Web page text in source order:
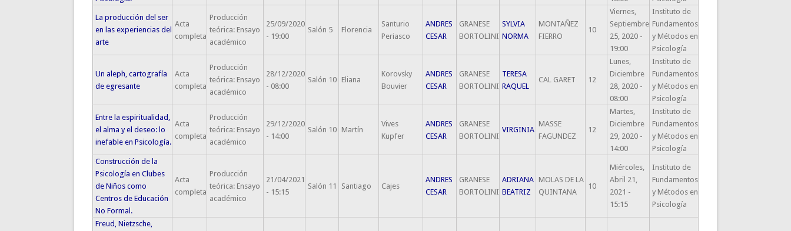
La producción del ser
en las experiencias del
arte
Acta
completa
Producción
teórica: Ensayo
académico
25/09/2020
- 19:00
Salón 5 Florencia
Santurio
Periasco
ANDRES
CESAR
GRANESE
BORTOLINI
SYLVIA
NORMA
MONTAÑEZ
FIERRO
10
Viernes,
Septiembre
25, 2020 -
19:00
Instituto de
Fundamentos
y Métodos en
Psicología
Un aleph, cartografía
de egresante
Acta
completa
Producción
teórica: Ensayo
académico
28/12/2020
- 08:00
Salón 10 Eliana
Korovsky
Bouvier
ANDRES
CESAR
GRANESE
BORTOLINI
TERESA
RAQUEL
CAL GARET 12
Lunes,
Diciembre
28, 2020 -
08:00
Instituto de
Fundamentos
y Métodos en
Psicología
Entre la espiritualidad,
el alma y el deseo: lo
inefable en Psicología.
Acta
completa
Producción
teórica: Ensayo
académico
29/12/2020
- 14:00
Salón 10 Martín
Vives
Kupfer
ANDRES
CESAR
GRANESE
BORTOLINI
VIRGINIA
MASSE
FAGUNDEZ
12
Martes,
Diciembre
29, 2020 -
14:00
Instituto de
Fundamentos
y Métodos en
Psicología
Construcción de la
Psicología en Clubes
de Niños como
Centros de Educación
No Formal.
Acta
completa
Producción
teórica: Ensayo
académico
21/04/2021
- 15:15
Salón 11 Santiago Cajes
ANDRES
CESAR
GRANESE
BORTOLINI
ADRIANA
BEATRIZ
MOLAS DE LA
QUINTANA
10
Miércoles,
Abril 21,
2021 -
15:15
Instituto de
Fundamentos
y Métodos en
Psicología
Freud, Nietzsche,